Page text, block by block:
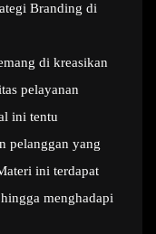
Branding di
di kreasikan
pelayanan
ini tentu
pelanggan yang
ini terdapat
menghadapi